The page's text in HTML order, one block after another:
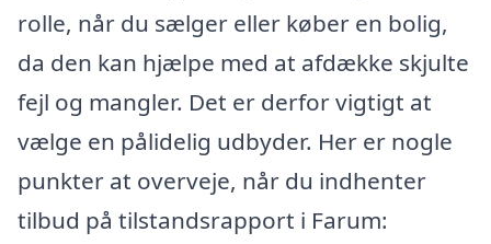
rolle, når du sælger eller køber en bolig,
da den kan hjælpe med at afdække skjulte
fejl og mangler. Det er derfor vigtigt at
vælge en pålidelig udbyder. Her er nogle
punkter at overveje, når du indhenter
tilbud på tilstandsrapport i Farum: